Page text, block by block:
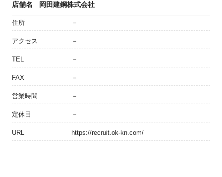
店舗名 岡田建鋼株式会社
住所 －
アクセス －
TEL －
FAX －
営業時間 －
定休日 －
URL https://recruit.ok-kn.com/